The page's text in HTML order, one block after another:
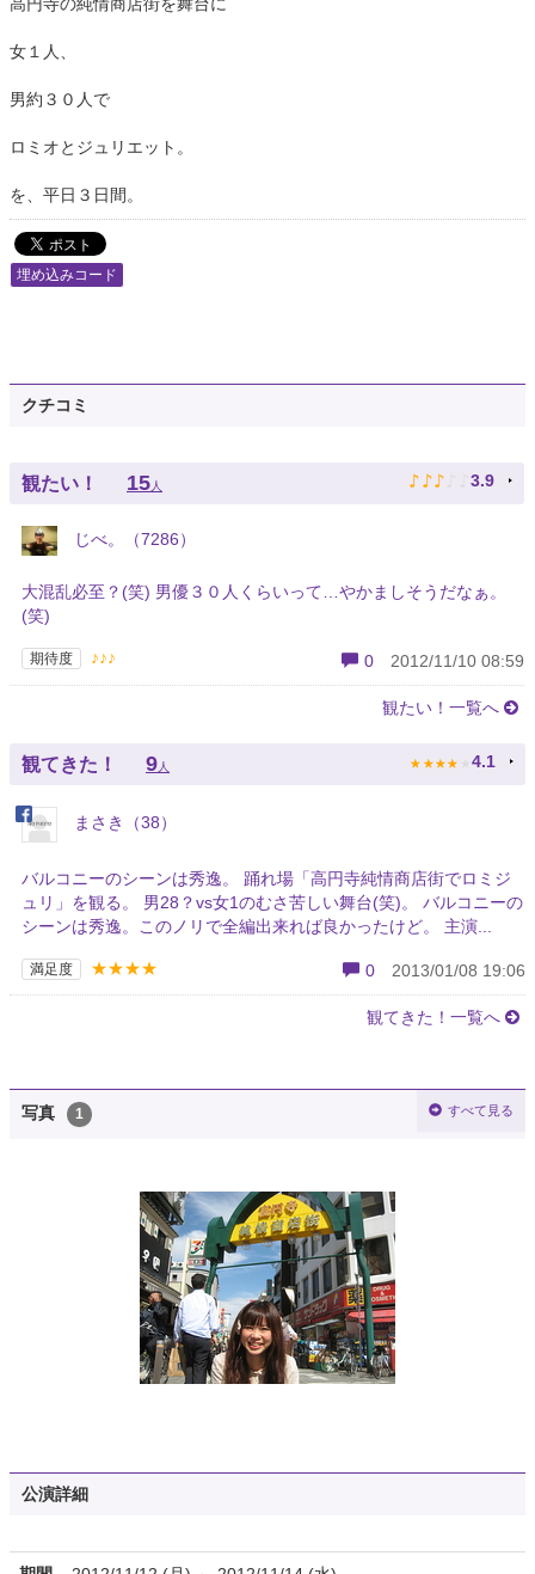
女１人、
男約３０人で
ロミオとジュリエット。
を、平日３日間。
埋め込みコード
クチコミ
観たい！ 15人 ♪ ♪ ♪ ♪ ♪ 3.9
じべ。（7286）
大混乱必至？(笑) 男優３０人くらいって…やかましそうだなぁ。
(笑)
期待度 ♪♪♪ 0 2012/11/10 08:59
観たい！一覧へ
観てきた！ 9 人 ★ ★ ★ ★ ★ 4.1
まさき（38）
バルコニーのシーンは秀逸。 踊れ場「高円寺純情商店街でロミジ
ュリ」を観る。 男28？vs女1のむさ苦しい舞台(笑)。 バルコニーの
シーンは秀逸。このノリで全編出来れば良かったけど。 主演...
満足度 ★★★★ 0 2013/01/08 19:06
観てきた！一覧へ
写真 1 すべて見る
公演詳細